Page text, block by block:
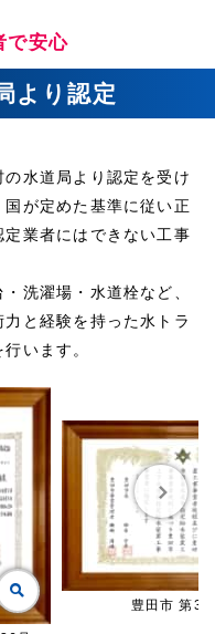
で安心
より認定
水道局より認定を受け
が定めた基準に従い正
業者にはできない工事
洗濯場・水道栓など、
と経験を持った水トラ
います。
豊田市 第